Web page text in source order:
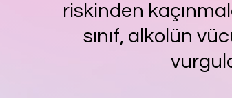
riskinden
sınıf, alkolün